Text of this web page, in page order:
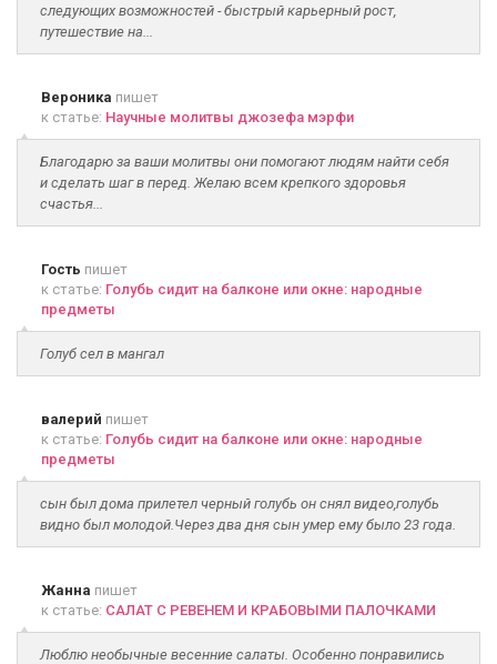
следующих возможностей - быстрый карьерный рост,
путешествие на...
Вероника пишет
к статье: Научные молитвы джозефа мэрфи
Благодарю за ваши молитвы они помогают людям найти себя
и сделать шаг в перед. Желаю всем крепкого здоровья
счастья...
Гость пишет
к статье: Голубь сидит на балконе или окне: народные
предметы
Голуб сел в мангал
валерий пишет
к статье: Голубь сидит на балконе или окне: народные
предметы
сын был дома прилетел черный голубь он снял видео,голубь
видно был молодой.Через два дня сын умер ему было 23 года.
Жанна пишет
к статье: САЛАТ С РЕВЕНЕМ И КРАБОВЫМИ ПАЛОЧКАМИ
Люблю необычные весенние салаты. Особенно понравились